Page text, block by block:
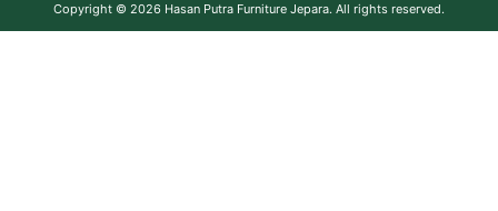
Copyright © 2026 Hasan Putra Furniture Jepara. All rights reserved.